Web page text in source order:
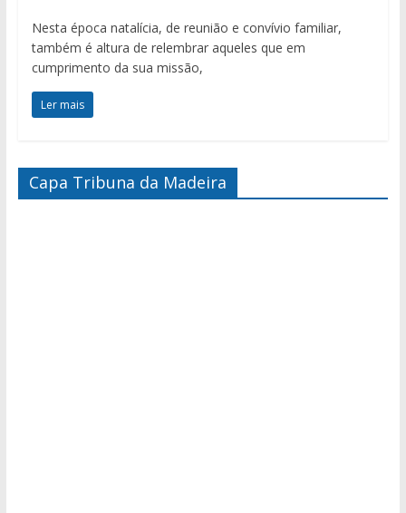
Nesta época natalícia, de reunião e convívio familiar,
também é altura de relembrar aqueles que em
cumprimento da sua missão,
Ler mais
Capa Tribuna da Madeira